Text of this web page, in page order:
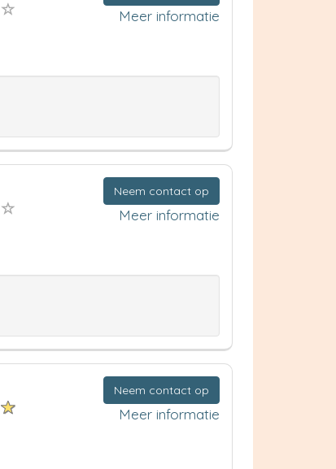
Meer informatie
Neem contact op
Meer informatie
Neem contact op
Meer informatie